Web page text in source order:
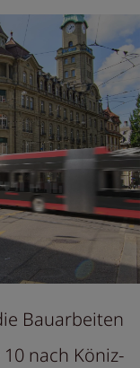
Bauarbeiten
nach Köniz-